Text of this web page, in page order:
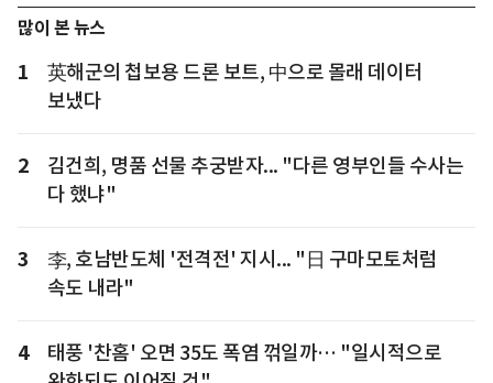
많이 본 뉴스
1
英해군의 첩보용 드론 보트, 中으로 몰래 데이터
보냈다
2
김건희, 명품 선물 추궁받자... "다른 영부인들 수사는
다 했냐"
3
李, 호남반도체 '전격전' 지시... "日 구마모토처럼
속도 내라"
4
태풍 '찬홈' 오면 35도 폭염 꺾일까… "일시적으로